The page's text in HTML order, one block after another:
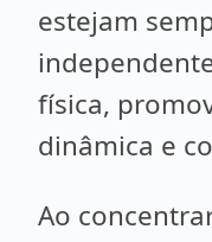
estejam
física,
dinâmica e
Ao